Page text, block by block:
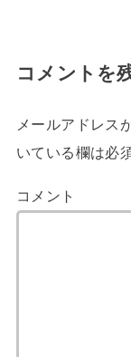
コメントを
メールアドレス
いている欄は必
コメント